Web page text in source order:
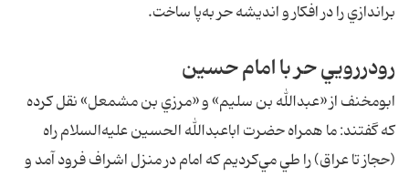
براندازي را در افكار و انديشه حر به‌پا ساخت.
رودررويي حر با امام حسين
ابومخنف از «عبدالله بن سليم» و «مرزي بن مشمعل» نقل كرده
كه گفتند: ما همراه حضرت اباعبدالله الحسين عليه‌السلام راه
(حجاز تا عراق) را طي مي‌كرديم كه امام در منزل اشراف فرود آمد و